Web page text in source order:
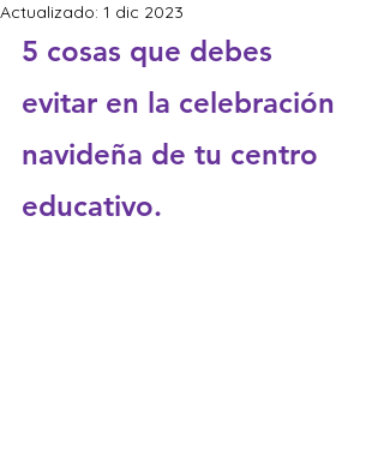
Actualizado: 1 dic 2023
5 cosas que debes
evitar en la celebración
navideña de tu centro
educativo.